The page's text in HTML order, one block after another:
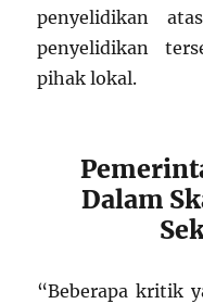
penyelidikan
penyelidikan
pihak lokal.
Dalam
“Beberapa kritik